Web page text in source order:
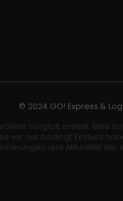
Sorgfalt erstellt. Bitte
nur bedingt Einfluss
und Aktualität der
© 2024 GO! Express &